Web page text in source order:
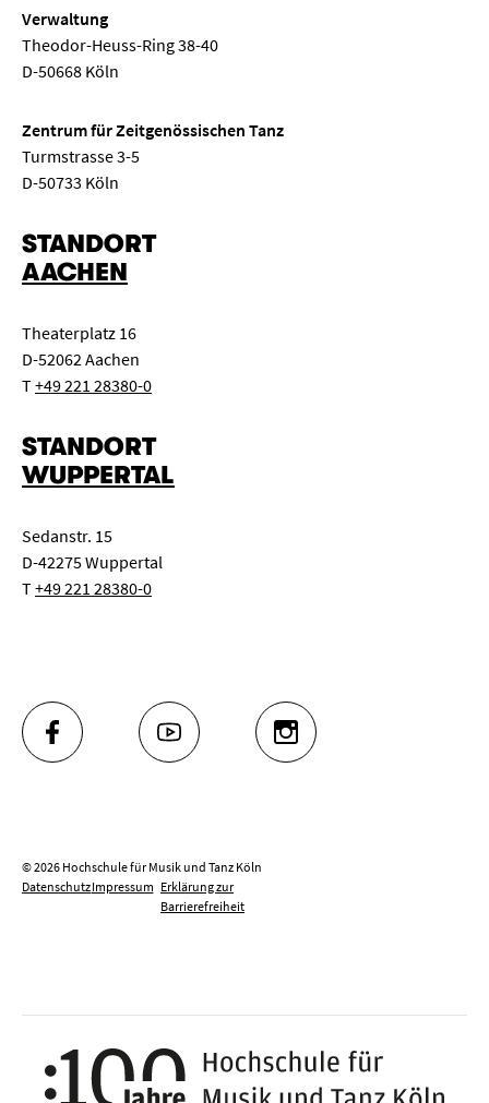
Verwaltung
Theodor-Heuss-Ring 38-40
D-50668 Köln
Zentrum für Zeitgenössischen Tanz
Turmstrasse 3-5
D-50733 Köln
STANDORT
AACHEN
Theaterplatz 16
D-52062 Aachen
T+49 221 28380-0
STANDORT
WUPPERTAL
Sedanstr. 15
D-42275 Wuppertal
T+49 221 28380-0
FACEBOOK YOUTUBE INSTAGRAM
© 2026 Hochschule für Musik und Tanz Köln
DatenschutzImpressum Erklärung zur
Barrierefreiheit